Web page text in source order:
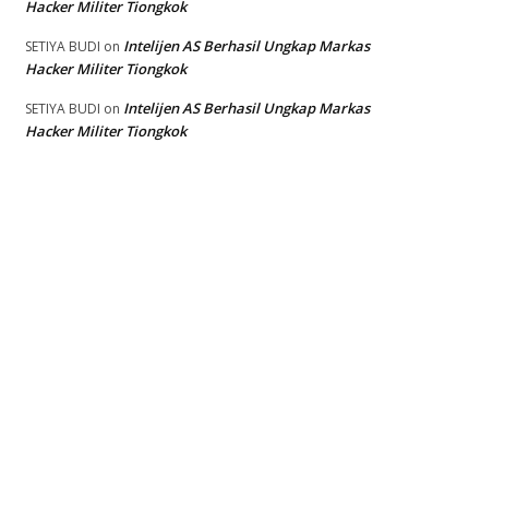
Hacker Militer Tiongkok
SETIYA BUDI on Intelijen AS Berhasil Ungkap Markas
Hacker Militer Tiongkok
SETIYA BUDI on Intelijen AS Berhasil Ungkap Markas
Hacker Militer Tiongkok